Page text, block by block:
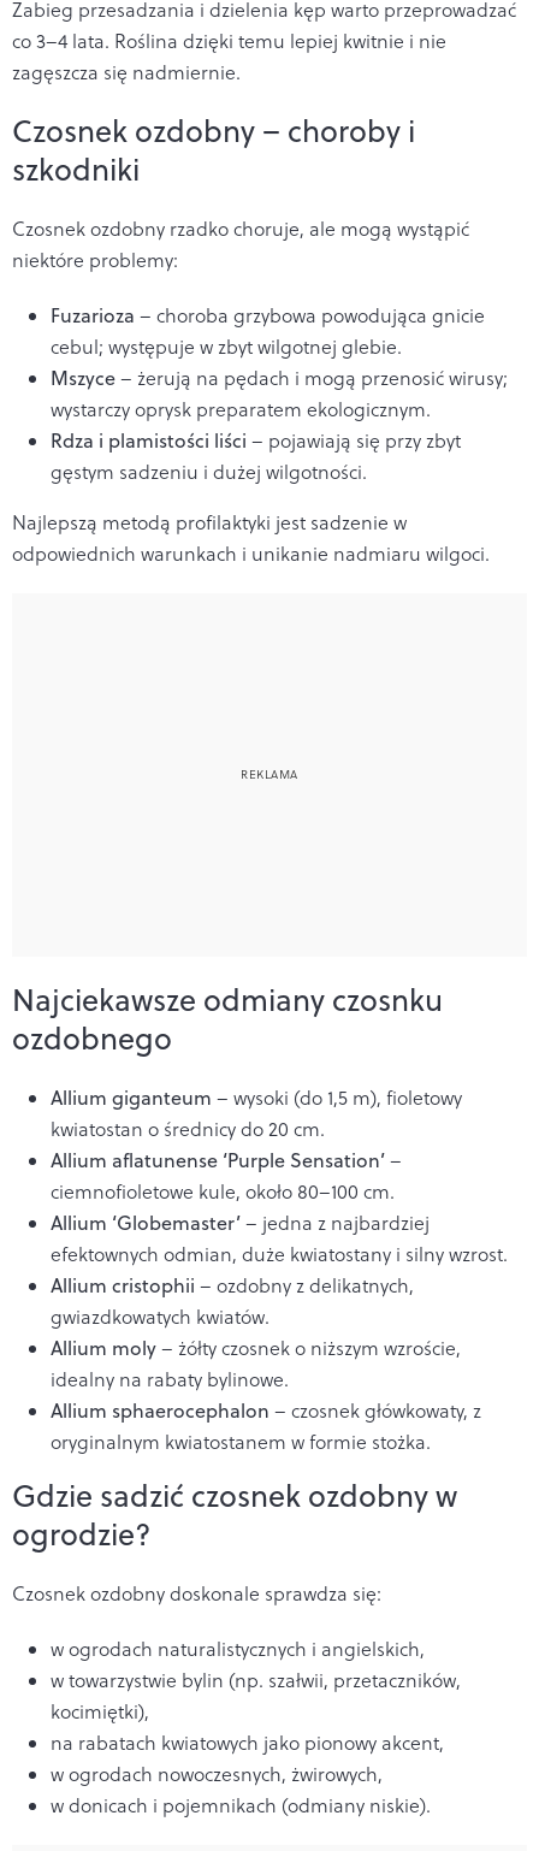
Zabieg przesadzania i dzielenia kęp warto przeprowadzać
co 3–4 lata. Roślina dzięki temu lepiej kwitnie i nie
zagęszcza się nadmiernie.
Czosnek ozdobny – choroby i
szkodniki
Czosnek ozdobny rzadko choruje, ale mogą wystąpić
niektóre problemy:
Fuzarioza – choroba grzybowa powodująca gnicie
cebul; występuje w zbyt wilgotnej glebie.
Mszyce– żerują na pędach i mogą przenosić wirusy;
wystarczy oprysk preparatem ekologicznym.
Rdza i plamistości liści – pojawiają się przy zbyt
gęstym sadzeniu i dużej wilgotności.
Najlepszą metodą profilaktyki jest sadzenie w
odpowiednich warunkach i unikanie nadmiaru wilgoci.
Najciekawsze odmiany czosnku
ozdobnego
Allium giganteum – wysoki (do 1,5 m), fioletowy
kwiatostan o średnicy do 20 cm.
Allium aflatunense ‘Purple Sensation’–
ciemnofioletowe kule, około 80–100 cm.
Allium ‘Globemaster’– jedna z najbardziej
efektownych odmian, duże kwiatostany i silny wzrost.
Allium cristophii – ozdobny z delikatnych,
gwiazdkowatych kwiatów.
Allium moly– żółty czosnek o niższym wzroście,
idealny na rabaty bylinowe.
Allium sphaerocephalon – czosnek główkowaty, z
oryginalnym kwiatostanem w formie stożka.
Gdzie sadzić czosnek ozdobny w
ogrodzie?
Czosnek ozdobny doskonale sprawdza się:
w ogrodach naturalistycznych i angielskich,
w towarzystwie bylin (np. szałwii, przetaczników,
kocimiętki),
na rabatach kwiatowych jako pionowy akcent,
w ogrodach nowoczesnych, żwirowych,
w donicach i pojemnikach (odmiany niskie).